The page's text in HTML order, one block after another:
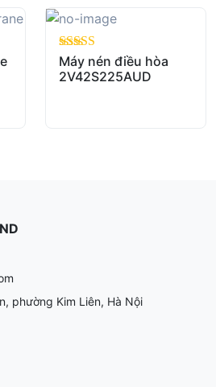
out of 5
Máy nén điều hòa
2V42S225AUD
phường Kim Liên, Hà Nội